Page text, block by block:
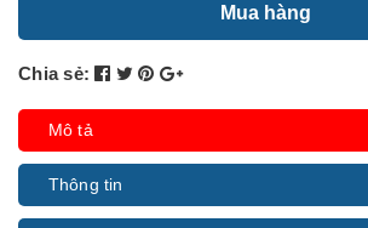
Mua hàng
Chia sẻ:
Mô tả
Thông tin